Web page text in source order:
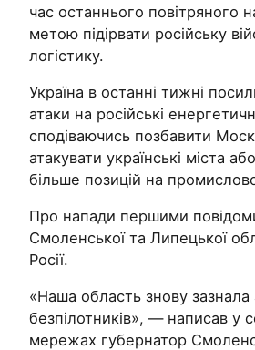
час останнього повітряного
метою підірвати російську
логістику.
Україна в останні тижні
атаки на російські
сподіваючись позбавити
атакувати українські міста
більше позицій на
Про напади першими
Смоленської та Липецької
Росії.
«Наша область знову зазнала
безпілотників», — написав у
мережах губернатор